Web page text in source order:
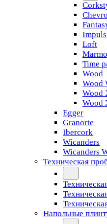
Impuls
Loft
Marmo
Time
Wood
Wood
Wood
Wood
Egger
Granorte
Ibercork
Wicanders
Wicanders
Техническая
Напольные